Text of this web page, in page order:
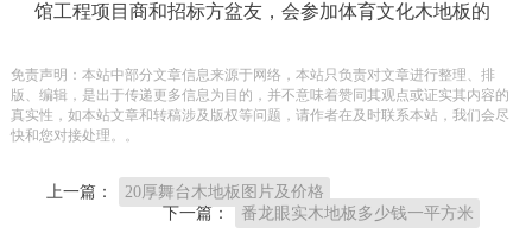
馆工程项目商和招标方盆友，会参加体育文化木地板的
程验收，对于此事必须保证木地板上漆以后其颜色明
亮、木质纹理清楚，远观其色调相一致。往后面运动场
养和维护保养。
免责声明：本站中部分文章信息来源于网络，本站只负责对文章进行整理、排
版、编辑，是出于传递更多信息为目的，并不意味着赞同其观点或证实其内容的
真实性，如本站文章和转稿涉及版权等问题，请作者在及时联系本站，我们会尽
快和您对接处理。。
上一篇：
20厚舞台木地板图片及价格
下一篇：
番龙眼实木地板多少钱一平方米